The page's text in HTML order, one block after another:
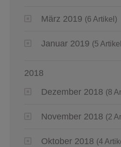
März 2019 (6 Artikel)
Januar 2019 (5
2018
Dezember 2018 (8
November 2018 (2
Oktober 2018 (4